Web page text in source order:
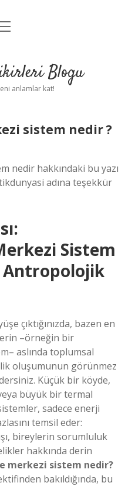
Uyarı Blogu
anlamlar kat!
sistem nedir ?
nedir hakkındaki bu yazı
adına teşekkür
Sistem
Antropolojik
çıktığınızda, bazen en
–örneğin bir
aslında toplumsal
oluşumunun görünmez
Küçük bir köyde,
büyük bir termal
sadece enerji
temsil eder:
bireylerin sorumluluk
hakkında derin
merkezi sistem nedir?
bakıldığında, bu